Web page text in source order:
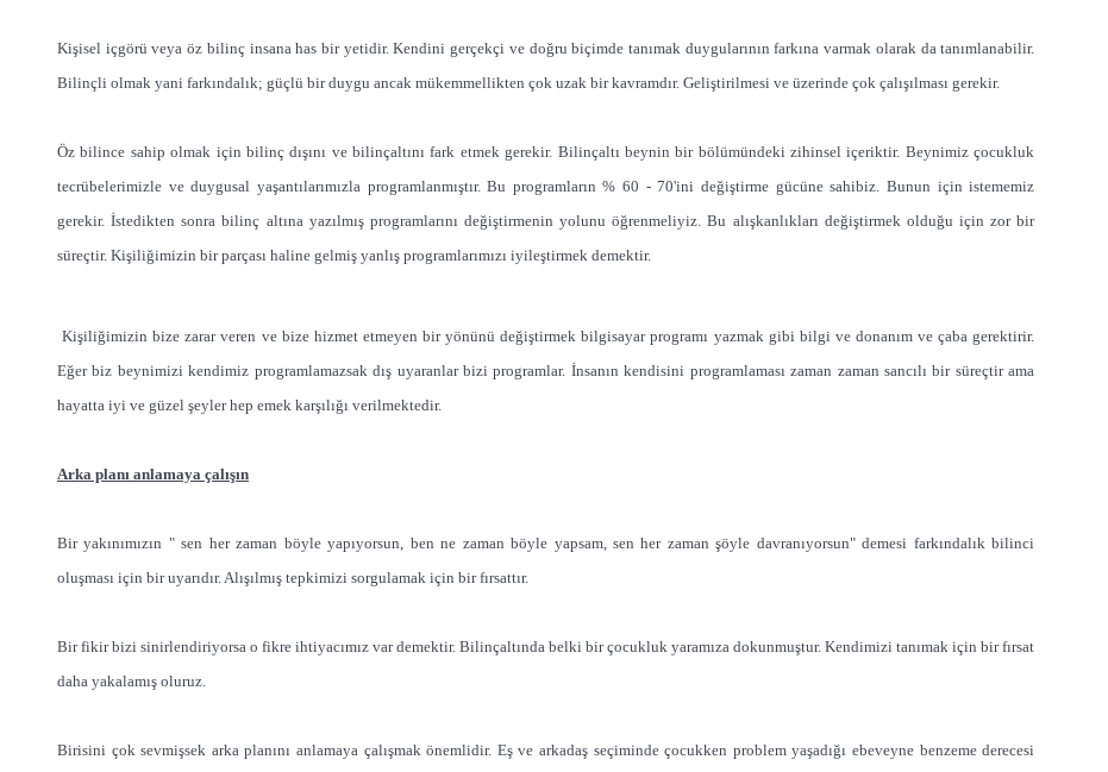
Kişisel içgörü veya öz bilinç insana has bir yetidir. Kendini gerçekçi ve doğru biçimde tanımak duygularının farkına varmak olarak da tanımlanabilir.
Bilinçli olmak yani farkındalık; güçlü bir duygu ancak mükemmellikten çok uzak bir kavramdır. Geliştirilmesi ve üzerinde çok çalışılması gerekir.
Öz bilince sahip olmak için bilinç dışını ve bilinçaltını fark etmek gerekir. Bilinçaltı beynin bir bölümündeki zihinsel içeriktir. Beynimiz çocukluk
tecrübelerimizle ve duygusal yaşantılarımızla programlanmıştır. Bu programların % 60 - 70'ini değiştirme gücüne sahibiz. Bunun için istememiz
gerekir. İstedikten sonra bilinç altına yazılmış programlarını değiştirmenin yolunu öğrenmeliyiz. Bu alışkanlıkları değiştirmek olduğu için zor bir
süreçtir. Kişiliğimizin bir parçası haline gelmiş yanlış programlarımızı iyileştirmek demektir.
Kişiliğimizin bize zarar veren ve bize hizmet etmeyen bir yönünü değiştirmek bilgisayar programı yazmak gibi bilgi ve donanım ve çaba gerektirir.
Eğer biz beynimizi kendimiz programlamazsak dış uyaranlar bizi programlar. İnsanın kendisini programlaması zaman zaman sancılı bir süreçtir ama
hayatta iyi ve güzel şeyler hep emek karşılığı verilmektedir.
Arka planı anlamaya çalışın
Bir yakınımızın " sen her zaman böyle yapıyorsun, ben ne zaman böyle yapsam, sen her zaman şöyle davranıyorsun" demesi farkındalık bilinci
oluşması için bir uyarıdır. Alışılmış tepkimizi sorgulamak için bir fırsattır.
Bir fikir bizi sinirlendiriyorsa o fikre ihtiyacımız var demektir. Bilinçaltında belki bir çocukluk yaramıza dokunmuştur. Kendimizi tanımak için bir fırsat
daha yakalamış oluruz.
Birisini çok sevmişsek arka planını anlamaya çalışmak önemlidir. Eş ve arkadaş seçiminde çocukken problem yaşadığı ebeveyne benzeme derecesi